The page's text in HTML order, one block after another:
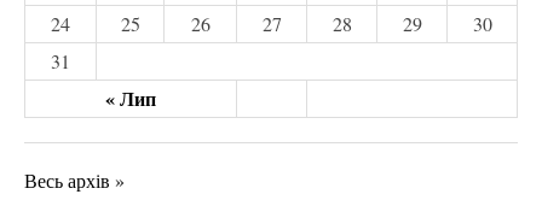
« Лип
24
25 26 27 28 29
30
31
Весь архів »